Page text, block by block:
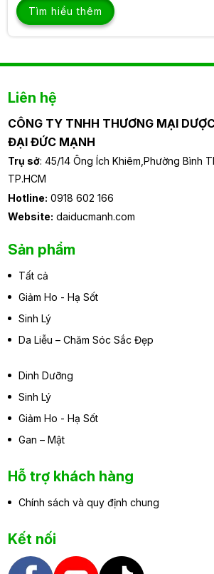
Liên hệ
CÔNG TY TNHH THƯƠNG MẠI
ĐẠI ĐỨC MẠNH
Trụ sở: 45/14 Ông Ích Khiêm,Phường Bình
TP.HCM
Hotline: 0918 602 166
Website: daiducmanh.com
Sản phẩm
Tất cả
Giảm Ho - Hạ Sốt
Sinh Lý
Da Liễu – Chăm Sóc Sắc Đẹp
Dinh Dưỡng
Sinh Lý
Giảm Ho - Hạ Sốt
Gan – Mật
Hỗ trợ khách hàng
Chính sách và quy định chung
Kết nối